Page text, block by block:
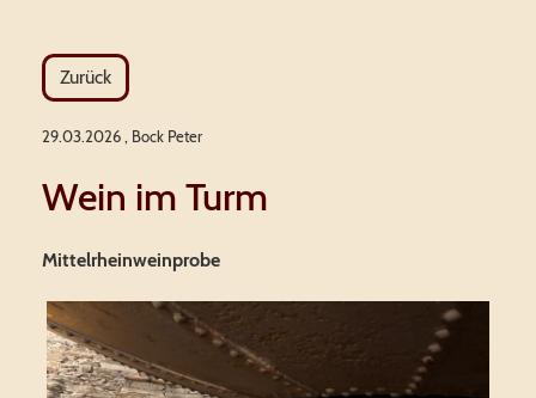
Zurück
29.03.2026 , Bock Peter
Wein im Turm
Mittelrheinweinprobe